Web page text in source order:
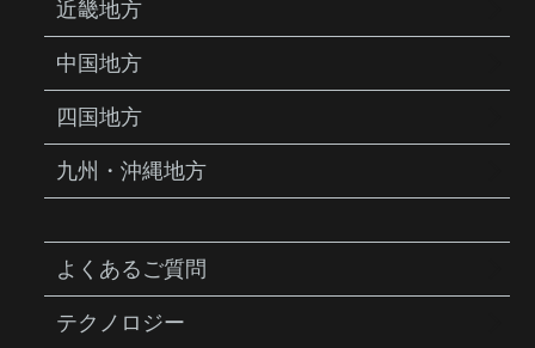
近畿地方
中国地方
四国地方
九州・沖縄地方
よくあるご質問
テクノロジー